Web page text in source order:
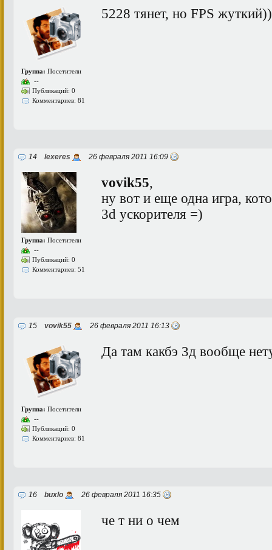
Группа: Посетители
--
Публикаций: 0
Комментариев: 81
5228 тянет, но FPS жуткий))
14 lexeres 26 февраля 2011 16:09
Группа: Посетители
--
Публикаций: 0
Комментариев: 51
vovik55,
ну вот и еще одна игра,
3d ускорителя =)
15 vovik55 26 февраля 2011 16:13
Группа: Посетители
--
Публикаций: 0
Комментариев: 81
Да там какбэ 3д вообще
16 buxlo 26 февраля 2011 16:35
че т ни о чем